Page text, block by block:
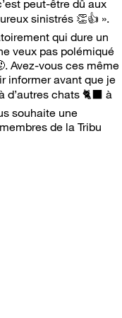
peut-être dû aux
sinistrés 👏👍 ».
qui dure un
veux pas polémiqué
. Avez-vous ces même
informer avant que je
d’autres chats 🐈 à
souhaite une
de la Tribu